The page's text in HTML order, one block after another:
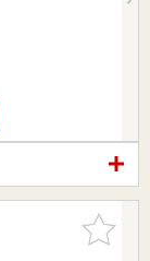
お気に入
りに追加